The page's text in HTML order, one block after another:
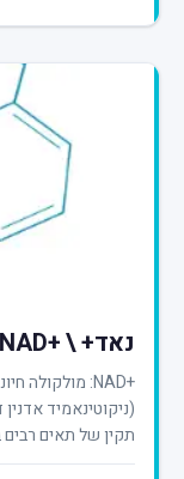
נאד+ \ +NAD
(ניקוטינאמיד
תקין של תאים